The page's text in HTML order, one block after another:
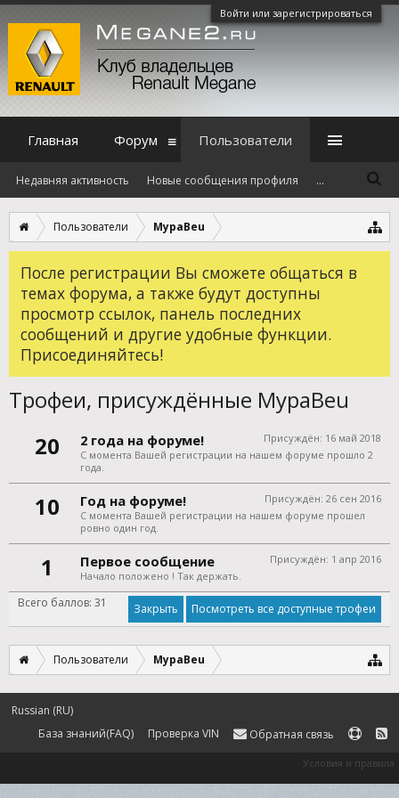
Войти или зарегистрироваться
Пользователи MypaBeu
После регистрации Вы сможете общаться в
темах форума, а также будут доступны
просмотр ссылок, панель последних
сообщений и другие удобные функции.
Присоединяйтесь!
Трофеи, присуждённые MypaBeu
20
Присуждён: 16 май 2018
2 года на форуме!
С момента Вашей регистрации на нашем форуме прошло 2
года.
10 Присуждён: 26 сен 2016
Год на форуме!
С момента Вашей регистрации на нашем форуме прошел
ровно один год.
1 Присуждён: 1 апр 2016
Первое сообщение
Начало положено ! Так держать.
Всего баллов: 31 Посмотреть все доступные трофеи
Пользователи MypaBeu
Главная Форум Пользователи
Недавняя активность Новые сообщения профиля ...
Russian (RU)
База знаний(FAQ)
Проверка VIN Обратная связь
Условия и правила